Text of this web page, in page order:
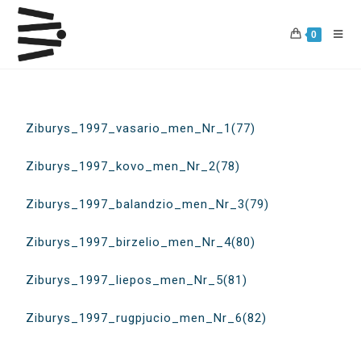
0
Ziburys_1997_vasario_men_Nr_1(77)
Ziburys_1997_kovo_men_Nr_2(78)
Ziburys_1997_balandzio_men_Nr_3(79)
Ziburys_1997_birzelio_men_Nr_4(80)
Ziburys_1997_liepos_men_Nr_5(81)
Ziburys_1997_rugpjucio_men_Nr_6(82)